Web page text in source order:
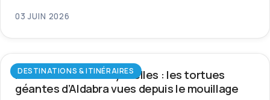
03 JUIN 2026
DESTINATIONS & ITINÉRAIRES
Île Curieuse aux Seychelles : les tortues
géantes d’Aldabra vues depuis le mouillage